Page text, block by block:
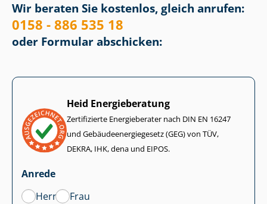
Wir beraten Sie kostenlos, gleich anrufen:
0158 - 886 535 18
oder Formular abschicken:
Heid Energieberatung
Zertifizierte Energieberater nach DIN EN 16247
und Ge­bäu­de­en­er­gie­ge­setz (GEG) von TÜV,
DEKRA, IHK, dena und EIPOS.
Anrede
Herr
Frau